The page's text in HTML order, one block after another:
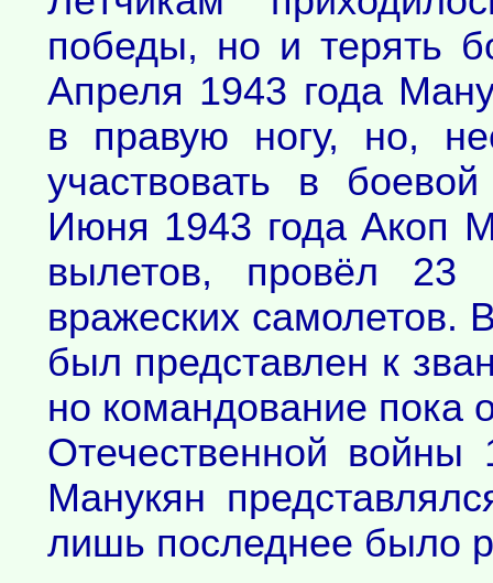
победы, но и терять
Апреля 1943 года
в правую ногу, но,
участвовать в
Июня 1943 года Акоп
вылетов, провёл
вражеских самолетов.
был представлен к
но командование пока
Отечественной войны
Манукян
лишь последнее было